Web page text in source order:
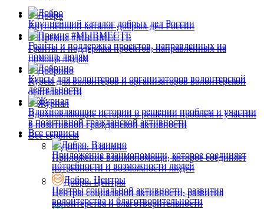
Добро
Крупнейший каталог добрых дел России
Премия #МЫВМЕСТЕ
Гранты и поддержка проектов, направленных на
помощь людям
Добрино
Курсы для волонтеров и организаторов волонтерской
деятельности
Журнал
Вдохновляющие истории о решении проблем и участии
в позитивной гражданской активности
Все сервисы
Добро. Взаимно
Приложение взаимопомощи, которое соединяет
потребности и возможности людей
Добро. Центры
Центры социальной активности, развития
волонтерства и благотворительности
Добро
Крупнейший каталог добрых дел России
Премия #МЫВМЕСТЕ
Гранты и поддержка проектов, направленных на
помощь людям
Добрино
Курсы для волонтеров и организаторов волонтерской
деятельности
Журнал
Вдохновляющие истории о решении проблем и участии
в позитивной гражданской активности
Все сервисы
Добро. Взаимно
Приложение взаимопомощи, которое соединяет
потребности и возможности людей
Добро. Центры
Центры социальной активности, развития
волонтерства и благотворительности